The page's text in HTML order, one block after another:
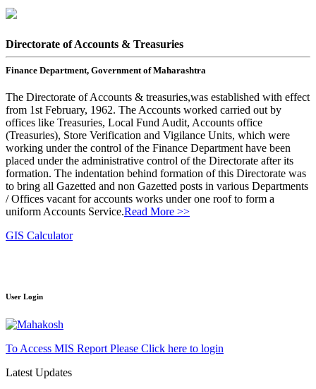
Directorate of Accounts & Treasuries
Finance Department, Government of Maharashtra
The Directorate of Accounts & treasuries,was established with effect
from 1st February, 1962. The Accounts worked carried out by
offices like Treasuries, Local Fund Audit, Accounts office
(Treasuries), Store Verification and Vigilance Units, which were
working under the control of the Finance Department have been
placed under the administrative control of the Directorate after its
formation. The indentation behind formation of this Directorate was
to bring all Gazetted and non Gazetted posts in various Departments
/ Offices vacant for accounts works under one roof to form a
uniform Accounts Service.Read More >>
GIS Calculator
User Login
To Access MIS Report Please Click here to login
Latest Updates